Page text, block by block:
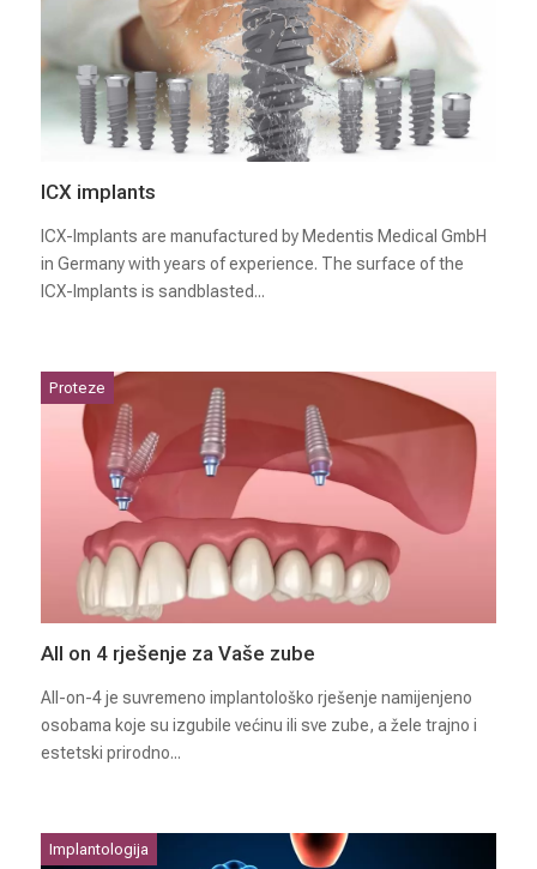
ICX implants
ICX-Implants are manufactured by Medentis Medical GmbH
in Germany with years of experience. The surface of the
ICX-Implants is sandblasted...
All on 4 rješenje za Vaše zube
All-on-4 je suvremeno implantološko rješenje namijenjeno
osobama koje su izgubile većinu ili sve zube, a žele trajno i
estetski prirodno...
Proteze
Implantologija